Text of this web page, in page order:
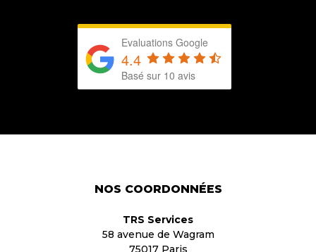
Evaluations Google
4.4
Basé sur 10 avis
NOS COORDONNÉES
TRS Services
58 avenue de Wagram
75017 Paris